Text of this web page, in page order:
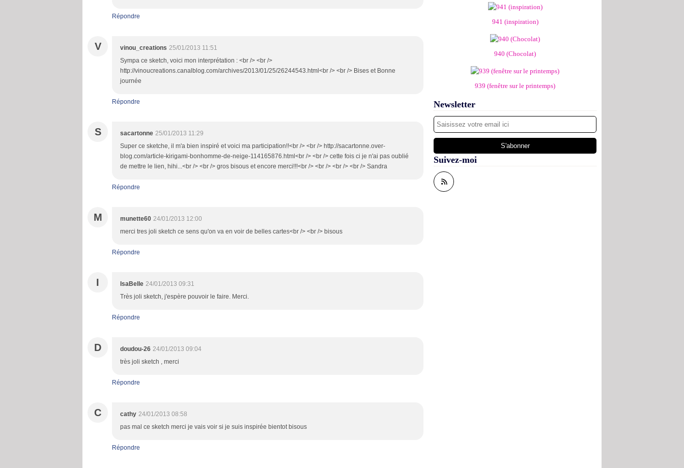
Répondre
V vinou_creations 25/01/2013 11:51
Sympa ce sketch, voici mon interprétation : <br /> <br />
http://vinoucreations.canalblog.com/archives/2013/01/25/26244543.html<br /> <br /> Bises et Bonne
journée
Répondre
S sacartonne 25/01/2013 11:29
Super ce sketche, il m'a bien inspiré et voici ma participation!!<br /> <br /> http://sacartonne.over-
blog.com/article-kirigami-bonhomme-de-neige-114165876.html<br /> <br /> cette fois ci je n'ai pas oublié
de mettre le lien, hihi...<br /> <br /> gros bisous et encore merci!!!<br /> <br /> <br /> <br /> Sandra
Répondre
M munette60 24/01/2013 12:00
merci tres joli sketch ce sens qu'on va en voir de belles cartes<br /> <br /> bisous
Répondre
I IsaBelle 24/01/2013 09:31
Très joli sketch, j'espère pouvoir le faire. Merci.
Répondre
D doudou-26 24/01/2013 09:04
très joli sketch , merci
Répondre
C cathy 24/01/2013 08:58
pas mal ce sketch merci je vais voir si je suis inspirée bientot bisous
Répondre
941 (inspiration)
940 (Chocolat)
939 (fenêtre sur le printemps)
Newsletter
Suivez-moi